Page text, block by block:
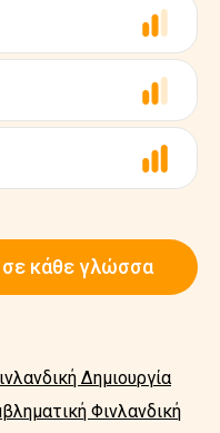
σε κάθε γλώσσα
Δημιουργία
Φινλανδική